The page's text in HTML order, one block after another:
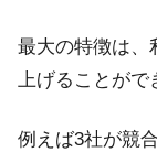
最大の特徴は、
上げることがで
例えば3社が競